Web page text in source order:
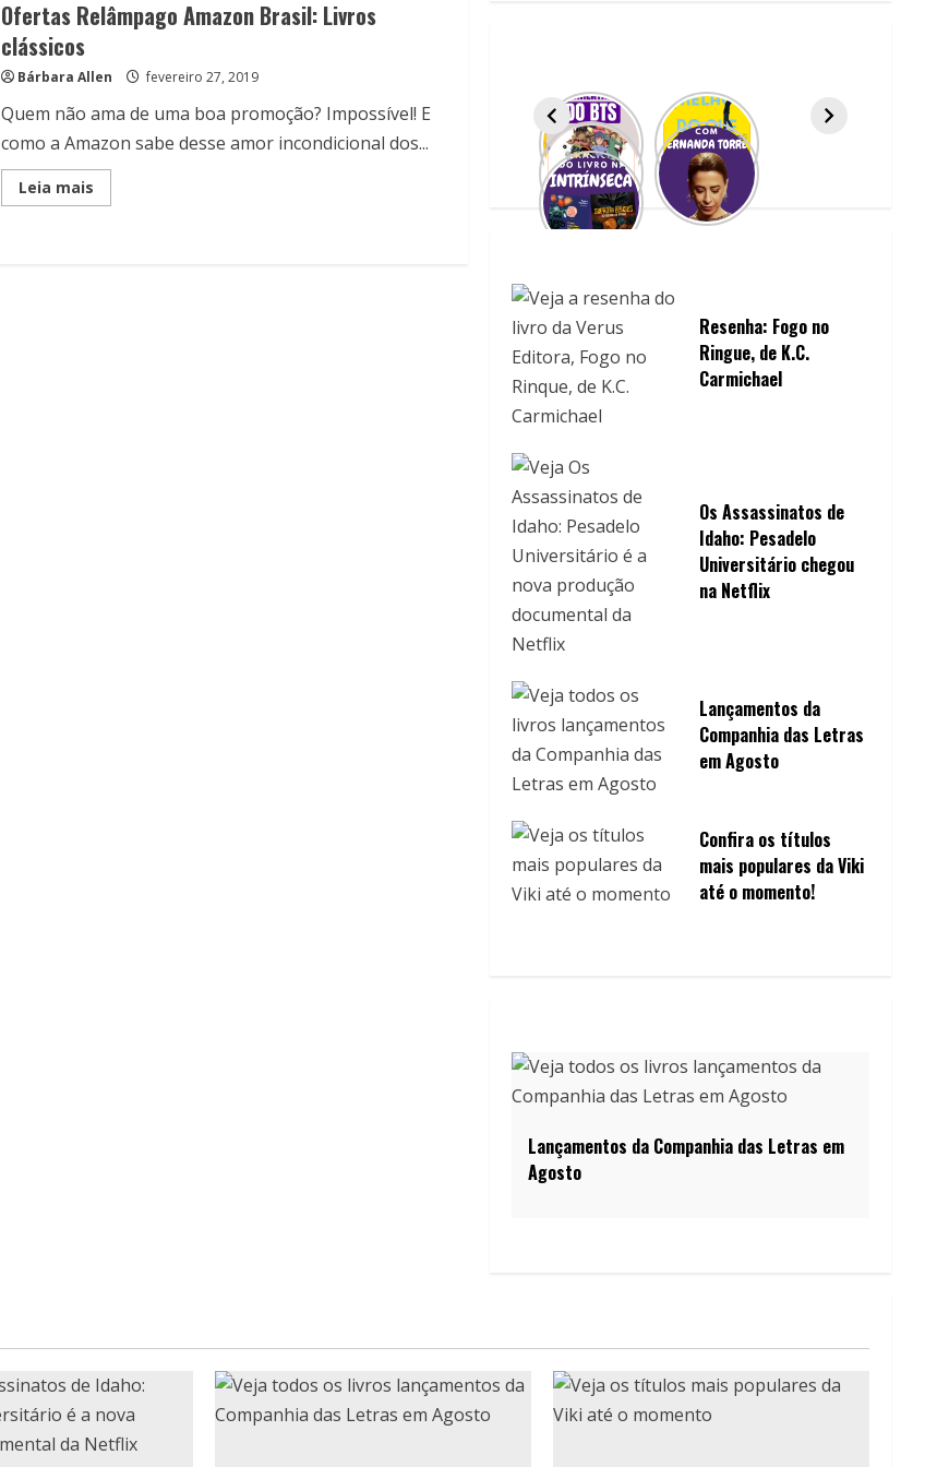
Ofertas Relâmpago Amazon Brasil: Livros
clássicos
Bárbara Allen fevereiro 27, 2019
Quem não ama de uma boa promoção? Impossível! E
como a Amazon sabe desse amor incondicional dos...
Leia maisRead
more
Resenha: Fogo no
Ringue, de K.C.
Carmichael
Os Assassinatos de
Idaho: Pesadelo
Universitário chegou
na Netflix
Lançamentos da
Companhia das Letras
em Agosto
Confira os títulos
mais populares da Viki
até o momento!
Lançamentos da Companhia das Letras em
Agosto